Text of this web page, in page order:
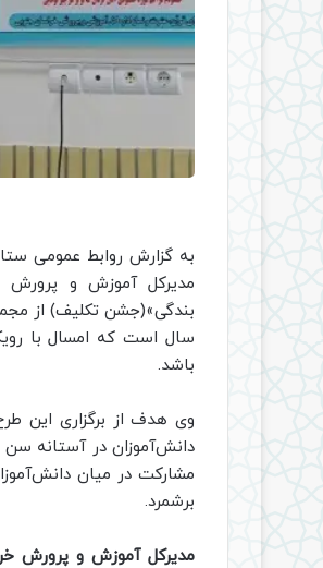
به گزارش روابط عمومی
مدیرکل آموزش و پرورش
بندگی»(جشن تکلیف) از
سال است که امسال با
باشد.
وی هدف از برگزاری این
دانش‌آموزان در آستانه
مشارکت در میان
برشمرد.
مدیرکل آموزش و پرورش